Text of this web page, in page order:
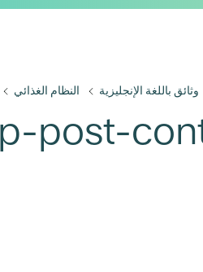
وثائق باللغة الإنجليزية النظام الغذائي